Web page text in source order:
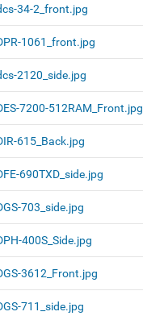
34-2_front.jpg
1061_front.jpg
2120_side.jpg
7200-512RAM_Front.jpg
615_Back.jpg
690TXD_side.jpg
703_side.jpg
400S_Side.jpg
3612_Front.jpg
711_side.jpg